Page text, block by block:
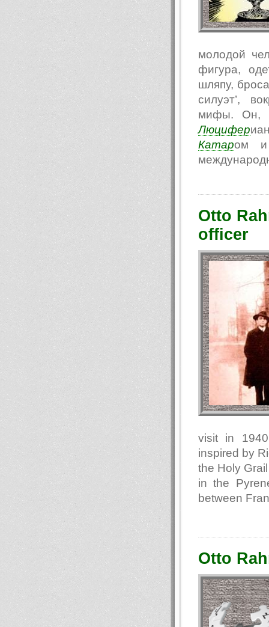
молодой
фигура,
шляпу,
силуэт’,
мифы. Он,
Люцифер
Катаром и
Otto
officer
visit in
inspired by
the Holy
in the
between
Otto